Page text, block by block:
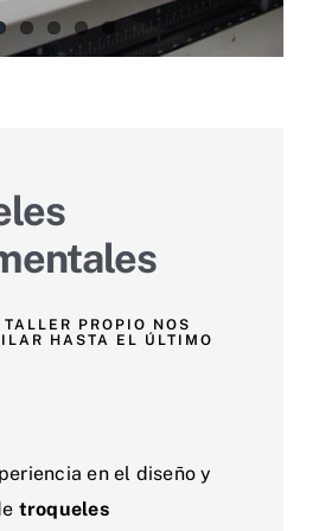
TALLER PROPIO NOS
HASTA EL ÚLTIMO
en el diseño y
troqueles